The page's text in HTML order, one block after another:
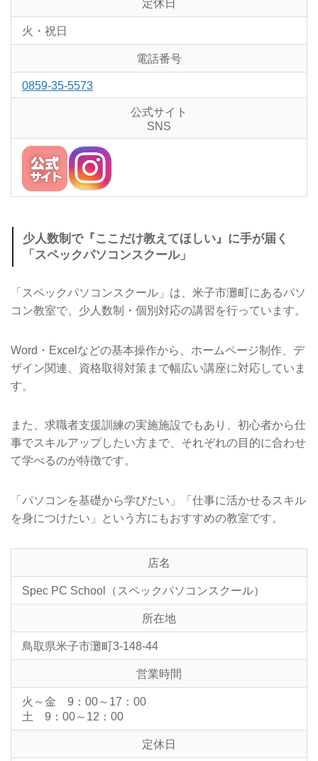
定休日
火・祝日
電話番号
0859-35-5573
公式サイト
SNS
少人数制で『ここだけ教えてほしい』に手が届く
「スペックパソコンスクール」
「スペックパソコンスクール」は、米子市灘町にあるパソ
コン教室で、少人数制・個別対応の講習を行っています。
Word・Excelなどの基本操作から、ホームページ制作、デ
ザイン関連、資格取得対策まで幅広い講座に対応していま
す。
また、求職者支援訓練の実施施設でもあり、初心者から仕
事でスキルアップしたい方まで、それぞれの目的に合わせ
て学べるのが特徴です。
「パソコンを基礎から学びたい」「仕事に活かせるスキル
を身につけたい」という方にもおすすめの教室です。
店名
Spec PC School（スペックパソコンスクール）
所在地
鳥取県米子市灘町3-148-44
営業時間
火～金 9：00～17：00
土 9：00～12：00
定休日